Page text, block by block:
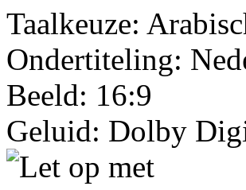
Taalkeuze:
Ondertiteling:
Beeld: 16:9
Geluid: Dolby